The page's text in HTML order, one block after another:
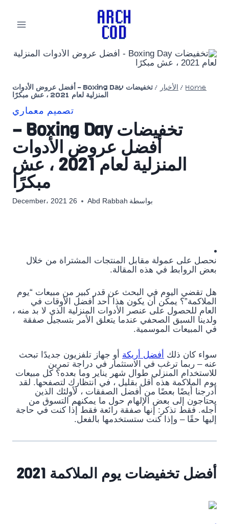
Home
/ الأخبار /
تخفيضات Boxing Day – أفضل عروض الأدوات
المنزلية لعام 2021 ، عش مبكرًا
تصميم معماري
تخفيضات Boxing Day –
أفضل عروض الأدوات
المنزلية لعام 2021 ، عش
مبكرًا
بواسطة Abd Rabbah 26 December، 2021
نحصل على عمولة مقابل المنتجات المشتراة من خلال
بعض الروابط في هذه المقالة.
هل تقضي اليوم في البحث عن قدر كبير من مبيعات “يوم
الملاكمة”؟ يمكن أن يكون هذا أحد أفضل الأوقات في
العام للحصول على عنصر الأدوات المنزلية الذي لا بد منه ،
ولدينا السبق الصحفي عندما يتعلق الأمر بتسجيل صفقة
في المبيعات الموسمية.
سواء كان ذلك أفضل أريكة أو جهاز تلفزيون جديدًا تبحث
عنه – ربما ترغب في الاستثمار في دراجة تمرين
للاستخدام المنزلي طوال شهر يناير وما بعده؟ كل مبيعات
يوم الملاكمة هذه أقل بقليل ، في انتظارك لتصفحها. لقد
أدرجنا أيضًا بعضًا من أفضل الصفقات ، لأولئك الذين
يحتاجون إلى بعض الإلهام حول ما يمكنهم التسوق من
أجله. فقط تذكر: إنها صفقة رائعة فقط إذا كنت في حاجة
إليها حقًا – وإذا كنت ستستخدمها بالفعل.
أفضل تخفيضات يوم الملاكمة 2021